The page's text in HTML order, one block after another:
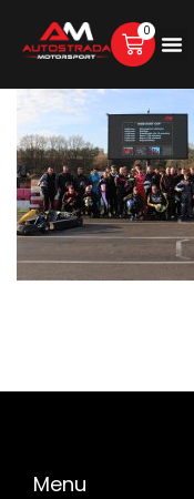
0
Menu